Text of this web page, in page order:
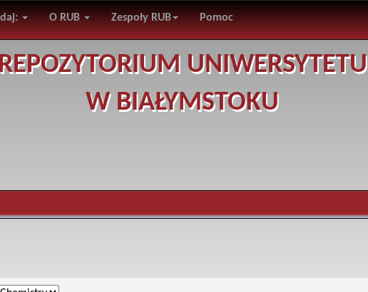
O RUB Zespoły RUB Pomoc
REPOZYTORIUM UNIWERSYTETU
W BIAŁYMSTOKU